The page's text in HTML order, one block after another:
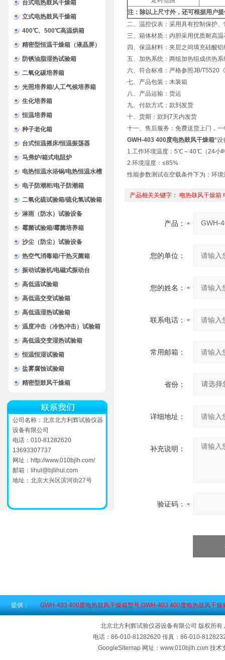
台式电热鼓风干燥箱
立式电热鼓风干燥箱
400℃、500℃高温烘箱
精密型恒温干燥箱（液晶屏）
防锈油脂湿热试验箱
二氧化碳培养箱
光照培养箱/人工气候培养箱
生化培养箱
恒温培养箱
种子老化箱
台式恒温摇床/恒温振荡器
马弗炉/箱式电阻炉
电热恒温水浴锅/电热恒温水槽
电子防潮柜/电子防潮箱
二氧化硫试验箱/硫化氢试验箱
淋雨（防水）试验设备
霉菌试验箱/霉菌培养箱
沙尘（防尘）试验设备
热空气消毒箱/干热灭菌箱
振动试验机/电磁式振动台
高低温试验箱
高低温交变试验箱
高低温湿热试验箱
温度冲击（冷热冲击）试验箱
高低温交变湿热试验箱
恒温恒湿试验箱
盐雾腐蚀试验箱
精密型鼓风干燥箱
公司名称：北京北方利辉试验仪器
设备有限公司
电话：010-81282620
13693307737
网址： http://www.010bjlh.com/
邮箱： lihui@bjlihui.com
地址：北京大兴区滨河街27号
注：除以上尺寸外，还可根据用户
二、温控仪表：采用具有控制保护
三、箱体材质：内胆采用优质耐高
四、保温材料：夹层之间填充硅酸
五、加热系统：两组加热组成供热
六、符合标准：严格参照JB/T5520
七、产品包装：木装箱
八、产品运输：货运
九、付款方式：款到发货
十、货期：款到7天内发货
十一、售后服务：免费送货上门，
GWH-403 400度电热鼓风干燥箱*设
1.工作环境温度：5℃～40℃（24小
2.环境湿度：≤85%
性能参数测试在空载条件下为：环
产品相关关键字： 电热鼓风干燥箱
产品：
您的单位：
您的姓名：
联系电话：
常用邮箱：
省份：
详细地址：
补充说明：
验证码：
提供： GWH-403 400度电热鼓风干燥箱型号,GWH-403 400度电热鼓风干燥
北京北方利辉试验仪器设备有限公司 版权所有
电话：86-010-81282620 传真：86-010-
GoogleSitemap 网址：www.010bjlh.com 技